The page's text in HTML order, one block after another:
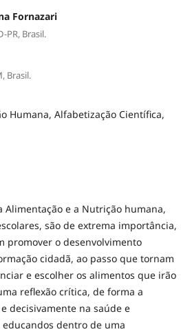
Fornazari
PR, Brasil.
Brasil.
Humana, Alfabetização Científica,
Alimentação e a Nutrição humana,
são de extrema importância,
promover o desenvolvimento
cidadã, ao passo que tornam
e escolher os alimentos que irão
reflexão crítica, de forma a
decisivamente na saúde e
dentro de uma